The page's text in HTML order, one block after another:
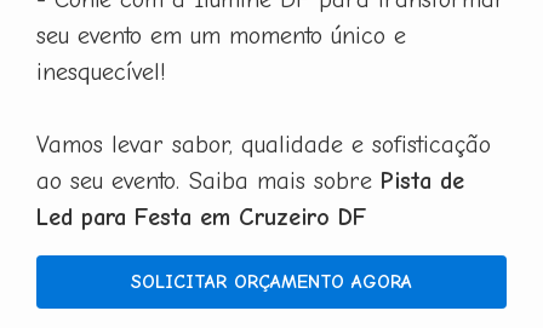
seu evento em um momento único e
inesquecível!
Vamos levar sabor, qualidade e sofisticação
ao seu evento. Saiba mais sobre Pista de
Led para Festa em Cruzeiro DF
SOLICITAR ORÇAMENTO AGORA